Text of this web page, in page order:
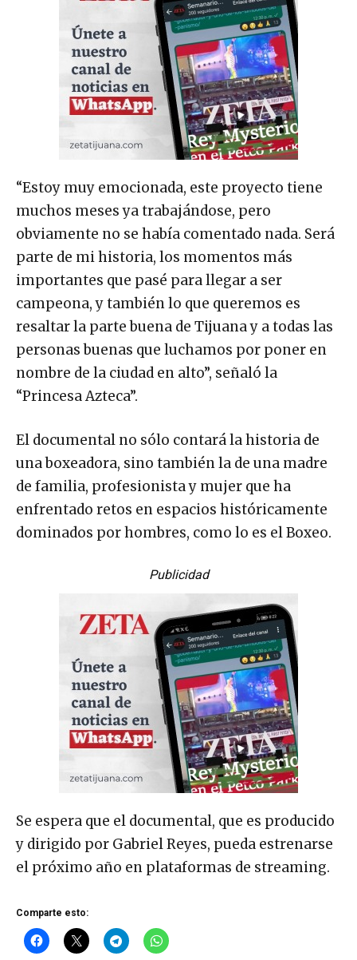
“Estoy muy emocionada, este proyecto tiene
muchos meses ya trabajándose, pero
obviamente no se había comentado nada. Será
parte de mi historia, los momentos más
importantes que pasé para llegar a ser
campeona, y también lo que queremos es
resaltar la parte buena de Tijuana y a todas las
personas buenas que luchamos por poner en
nombre de la ciudad en alto”, señaló la
“Princesa Azteca”.
El documental no sólo contará la historia de
una boxeadora, sino también la de una madre
de familia, profesionista y mujer que ha
enfrentado retos en espacios históricamente
dominados por hombres, como lo es el Boxeo.
Publicidad
Se espera que el documental, que es producido
y dirigido por Gabriel Reyes, pueda estrenarse
el próximo año en plataformas de streaming.
Comparte esto: